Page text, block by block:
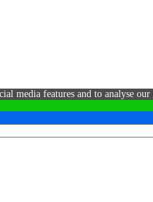
media features and to analyse